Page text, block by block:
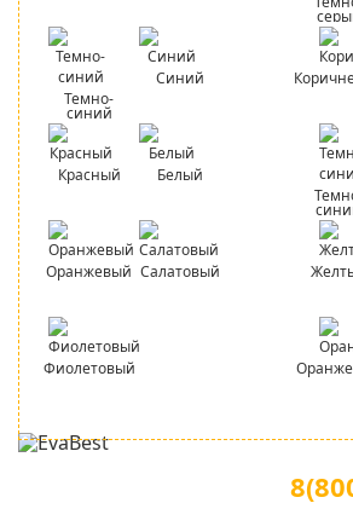
Темно-
синий
Синий
Красный Белый
Оранжевый Салатовый
Фиолетовый